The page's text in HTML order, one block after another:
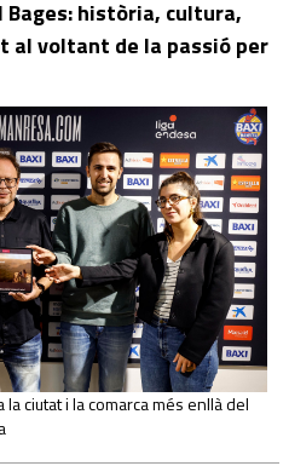
història, cultura,
al voltant de la passió per
ciutat i la comarca més enllà del